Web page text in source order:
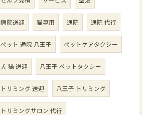
病院送迎 猫専用 通院 通院 代行
ペット 通院 八王子 ペットケアタクシー
犬 猫 送迎 八王子 ペットタクシー
トリミング 送迎 八王子 トリミング
トリミングサロン 代行